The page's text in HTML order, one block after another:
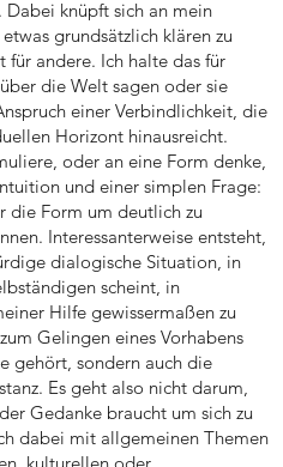
Dabei knüpft sich an mein
grundsätzlich klären zu
andere. Ich halte das für
die Welt sagen oder sie
einer Verbindlichkeit, die
Horizont hinausreicht.
oder an eine Form denke,
und einer simplen Frage:
die Form um deutlich zu
Interessanterweise entsteht,
dialogische Situation, in
scheint, in
Hilfe gewissermaßen zu
Gelingen eines Vorhabens
gehört, sondern auch die
Es geht also nicht darum,
Gedanke braucht um sich zu
dabei mit allgemeinen Themen